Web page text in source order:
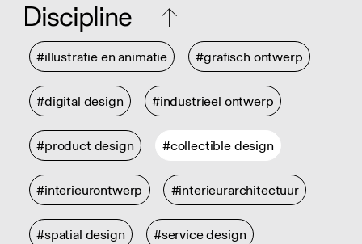
Discipline
#illustratie en animatie #grafisch ontwerp
#digital design #industrieel ontwerp
#product design #collectible design
#interieurontwerp #interieurarchitectuur
#spatial design #service design